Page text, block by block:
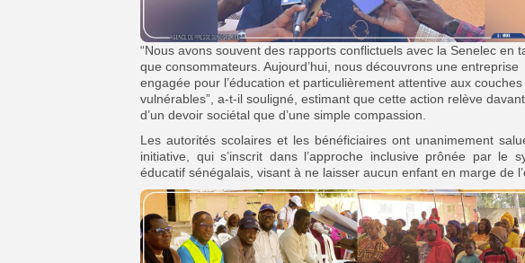
“Nous avons souvent des rapports conflictuels avec la Senelec en
que consommateurs. Aujourd’hui, nous découvrons une entreprise
engagée pour l’éducation et particulièrement attentive aux couches
vulnérables”, a-t-il souligné, estimant que cette action relève
d’un devoir sociétal que d’une simple compassion.
Les autorités scolaires et les bénéficiaires ont unanimement
initiative, qui s’inscrit dans l’approche inclusive prônée par le
éducatif sénégalais, visant à ne laisser aucun enfant en marge de